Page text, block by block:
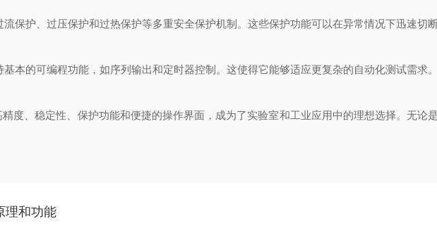
护、过压保护和过热保护等多重安全保护机制。这些保护功能可以在异常情况下迅速切断
的可编程功能，如序列输出和定时器控制。这使得它能够适应更复杂的自动化测试需求。
、稳定性、保护功能和便捷的操作界面，成为了实验室和工业应用中的理想选择。无论
理和功能